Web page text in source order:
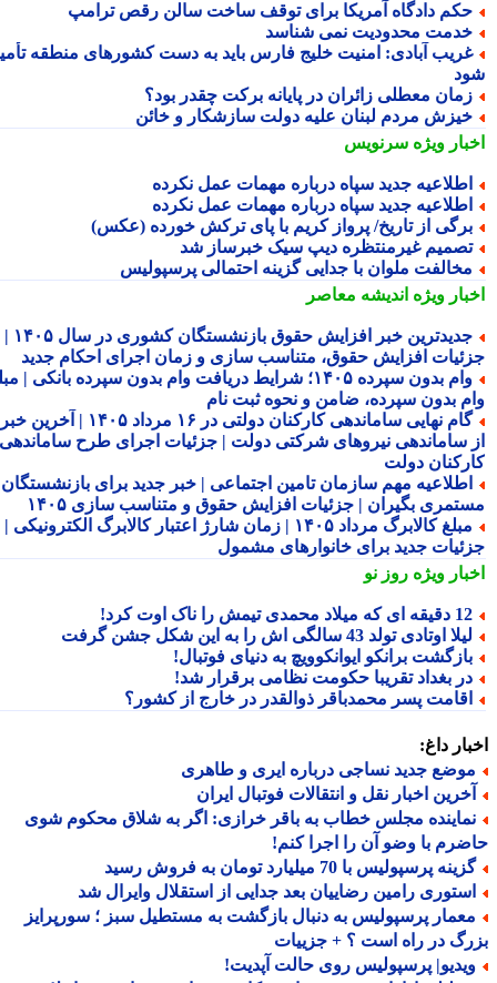
دادگاه آمریکا برای توقف ساخت سالن رقص ترامپ
محدودیت نمی شناسد
آبادی: امنیت خلیج فارس باید به دست کشورهای منطقه تأمین
معطلی زائران در پایانه برکت چقدر بود؟
مردم لبنان علیه دولت سازشکار و خائن
ویژهسرنویس
جدید سپاه درباره مهمات عمل نکرده
جدید سپاه درباره مهمات عمل نکرده
از تاریخ/ پرواز کریم با پای ترکش خورده (عکس)
غیرمنتظره دیپ سیک خبرساز شد
ملوان با جدایی گزینه احتمالی پرسپولیس
ویژهاندیشه معاصر
جدیدترین خبر افزایش حقوق بازنشستگان کشوری در سال ۱۴۰۵ |
افزایش حقوق، متناسب سازی و زمان اجرای احکام جدید
وام بدون سپرده ۱۴۰۵؛ شرایط دریافت وام بدون سپرده بانکی | مبلغ
بدون سپرده، ضامن و نحوه ثبت نام
گام نهایی ساماندهی کارکنان دولتی در ۱۶ مرداد ۱۴۰۵ | آخرین خبر
ساماندهی نیروهای شرکتی دولت | جزئیات اجرای طرح ساماندهی
دولت
مهم سازمان تامین اجتماعی | خبر جدید برای بازنشستگان و
بگیران | جزئیات افزایش حقوق و متناسب سازی ۱۴۰۵
مبلغ کالابرگ مرداد ۱۴۰۵ | زمان شارژ اعتبار کالابرگ الکترونیکی |
جدید برای خانوارهای مشمول
ویژهروز نو
میلاد محمدی تیمش را ناک اوت کرد!
اوتادی تولد 43 سالگی اش را به این شکل جشن گرفت
برانکو ایوانکوویچ به دنیای فوتبال!
بغداد تقریبا حکومت نظامی برقرار شد!
پسر محمدباقر ذوالقدر در خارج از کشور؟
داغ:
جدید نساجی درباره ایری و طاهری
اخبار نقل و انتقالات فوتبال ایران
مجلس خطاب به باقر خرازی: اگر به شلاق محکوم شوی
با وضو آن را اجرا کنم!
پرسپولیس با 70 میلیارد تومان به فروش رسید
رامین رضاییان بعد جدایی از استقلال وایرال شد
پرسپولیس به دنبال بازگشت به مستطیل سبز ؛ سورپرایز
در راه است ؟ + جزییات
پرسپولیس روی حالت آپدیت!